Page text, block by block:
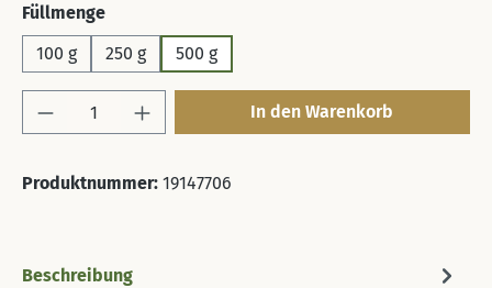
Füllmengeauswählen
100 g
250 g 500 g
Produkt Anzahl: Gib den gewünschten
In den Warenkorb
Produktnummer: 19147706
Beschreibung